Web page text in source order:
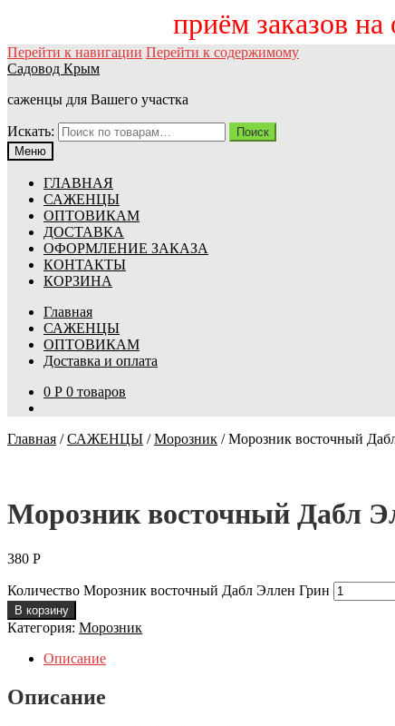
приём заказов на
Перейти к навигации Перейти к содержимому
Садовод Крым
саженцы для Вашего участка
Искать:
Поиск
Меню
ГЛАВНАЯ
САЖЕНЦЫ
ОПТОВИКАМ
ДОСТАВКА
ОФОРМЛЕНИЕ ЗАКАЗА
КОНТАКТЫ
КОРЗИНА
Главная
САЖЕНЦЫ
ОПТОВИКАМ
Доставка и оплата
0 Р 0 товаров
Главная /САЖЕНЦЫ /Морозник /Морозник восточный
Морозник восточный Дабл
380 Р
Количество Морозник восточный Дабл Эллен Грин
В корзину
Категория: Морозник
Описание
Описание